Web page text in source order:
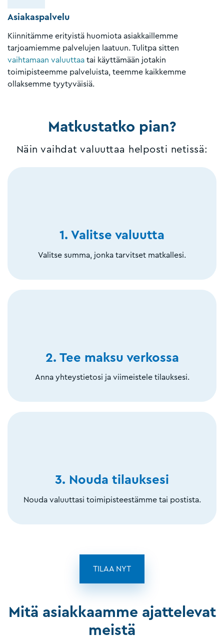
Asiakaspalvelu
Kiinnitämme erityistä huomiota asiakkaillemme
tarjoamiemme palvelujen laatuun. Tulitpa sitten
vaihtamaan valuuttaa tai käyttämään jotakin
toimipisteemme palveluista, teemme kaikkemme
ollaksemme tyytyväisiä.
Matkustatko pian?
Näin vaihdat valuuttaa helposti netissä:
1. Valitse valuutta
Valitse summa, jonka tarvitset matkallesi.
2. Tee maksu verkossa
Anna yhteystietosi ja viimeistele tilauksesi.
3. Nouda tilauksesi
Nouda valuuttasi toimipisteestämme tai postista.
TILAA NYT
Mitä asiakkaamme ajattelevat
meistä